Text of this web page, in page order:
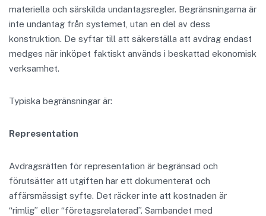
materiella och särskilda undantagsregler. Begränsningarna är
inte undantag från systemet, utan en del av dess
konstruktion. De syftar till att säkerställa att avdrag endast
medges när inköpet faktiskt används i beskattad ekonomisk
verksamhet.
Typiska begränsningar är:
Representation
Avdragsrätten för representation är begränsad och
förutsätter att utgiften har ett dokumenterat och
affärsmässigt syfte. Det räcker inte att kostnaden är
“rimlig” eller “företagsrelaterad”. Sambandet med